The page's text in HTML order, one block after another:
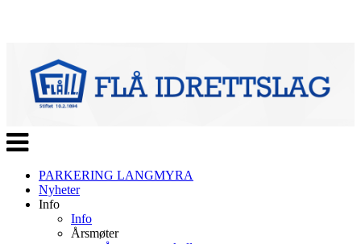
Veksle
navigasjon
PARKERING LANGMYRA
Nyheter
Info
Info
Årsmøter